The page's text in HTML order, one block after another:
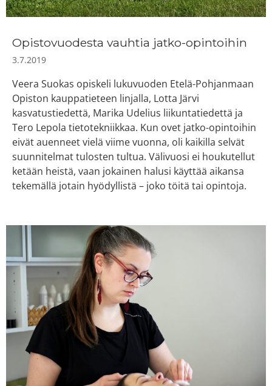
Opistovuodesta vauhtia jatko-opintoihin
3.7.2019
Veera Suokas opiskeli lukuvuoden Etelä-Pohjanmaan
Opiston kauppatieteen linjalla, Lotta Järvi
kasvatustiedettä, Marika Udelius liikuntatiedettä ja
Tero Lepola tietotekniikkaa. Kun ovet jatko-opintoihin
eivät auenneet vielä viime vuonna, oli kaikilla selvät
suunnitelmat tulosten tultua. Välivuosi ei houkutellut
ketään heistä, vaan jokainen halusi käyttää aikansa
tekemällä jotain hyödyllistä – joko töitä tai opintoja.